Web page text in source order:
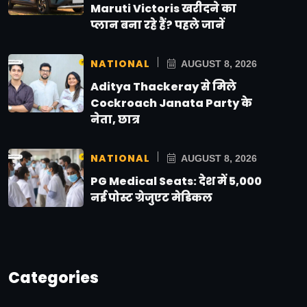
Maruti Victoris खरीदने का
प्लान बना रहे हैं? पहले जानें
NATIONAL AUGUST 8, 2026
Aditya Thackeray से मिले
Cockroach Janata Party के
नेता, छात्र
NATIONAL AUGUST 8, 2026
PG Medical Seats: देश में 5,000
नई पोस्ट ग्रेजुएट मेडिकल
Categories